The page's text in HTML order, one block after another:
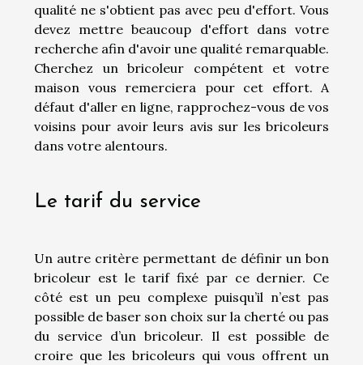
qualité ne s'obtient pas avec peu d'effort. Vous
devez mettre beaucoup d'effort dans votre
recherche afin d'avoir une qualité remarquable.
Cherchez un bricoleur compétent et votre
maison vous remerciera pour cet effort. A
défaut d'aller en ligne, rapprochez-vous de vos
voisins pour avoir leurs avis sur les bricoleurs
dans votre alentours.
Le tarif du service
Un autre critère permettant de définir un bon
bricoleur est le tarif fixé par ce dernier. Ce
côté est un peu complexe puisqu’il n’est pas
possible de baser son choix sur la cherté ou pas
du service d’un bricoleur. Il est possible de
croire que les bricoleurs qui vous offrent un